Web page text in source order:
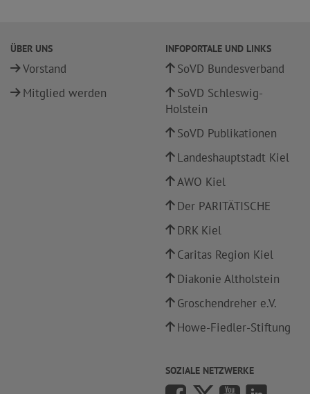
ÜBER UNS
Vorstand
Mitglied werden
INFOPORTALE UND LINKS
SoVD Bundesverband
SoVD Schleswig-
Holstein
SoVD Publikationen
Landeshauptstadt Kiel
AWO Kiel
Der PARITÄTISCHE
DRK Kiel
Caritas Region Kiel
Diakonie Altholstein
Groschendreher e.V.
Howe-Fiedler-Stiftung
SOZIALE NETZWERKE